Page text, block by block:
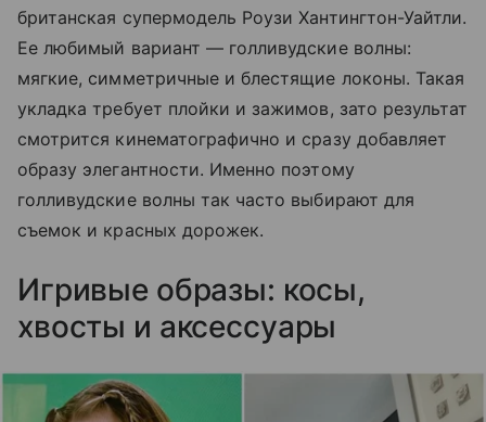
британская супермодель Роузи Хантингтон-Уайтли.
Ее любимый вариант — голливудские волны:
мягкие, симметричные и блестящие локоны. Такая
укладка требует плойки и зажимов, зато результат
смотрится кинематографично и сразу добавляет
образу элегантности. Именно поэтому
голливудские волны так часто выбирают для
съемок и красных дорожек.
Игривые образы: косы,
хвосты и аксессуары